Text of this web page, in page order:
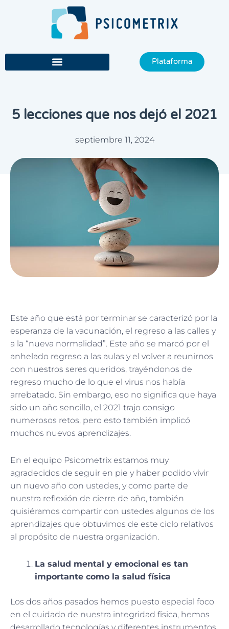
Plataforma
5 lecciones que nos dejó el 2021
septiembre 11, 2024
Este año que está por terminar se caracterizó por la
esperanza de la vacunación, el regreso a las calles y
a la “nueva normalidad”. Este año se marcó por el
anhelado regreso a las aulas y el volver a reunirnos
con nuestros seres queridos, trayéndonos de
regreso mucho de lo que el virus nos había
arrebatado. Sin embargo, eso no significa que haya
sido un año sencillo, el 2021 trajo consigo
numerosos retos, pero esto también implicó
muchos nuevos aprendizajes.
En el equipo Psicometrix estamos muy
agradecidos de seguir en pie y haber podido vivir
un nuevo año con ustedes, y como parte de
nuestra reflexión de cierre de año, también
quisiéramos compartir con ustedes algunos de los
aprendizajes que obtuvimos de este ciclo relativos
al propósito de nuestra organización.
La salud mental y emocional es tan
importante como la salud física
Los dos años pasados hemos puesto especial foco
en el cuidado de nuestra integridad física, hemos